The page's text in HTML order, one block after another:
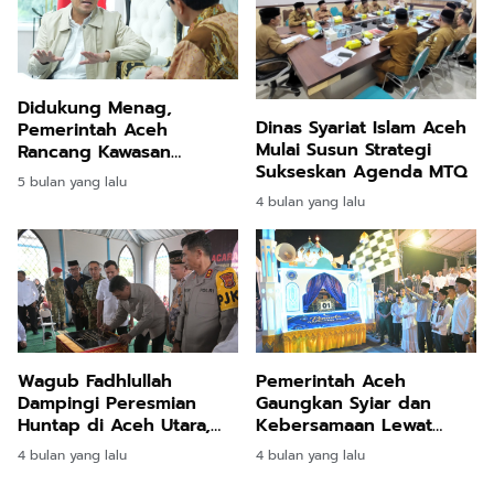
Didukung Menag,
Pemerintah Aceh
Rancang Kawasan
Madrasah Terintegrasi
Modern
5 bulan yang lalu
Dinas Syariat Islam Aceh
Mulai Susun Strategi
Sukseskan Agenda MTQ
4 bulan yang lalu
Wagub Fadhlullah
Dampingi Peresmian
Huntap di Aceh Utara,
Warga Mulai Babak Baru
Pascabencana
4 bulan yang lalu
Pemerintah Aceh
Gaungkan Syiar dan
Kebersamaan Lewat
Pawai Takbir Idul Fitri
4 bulan yang lalu